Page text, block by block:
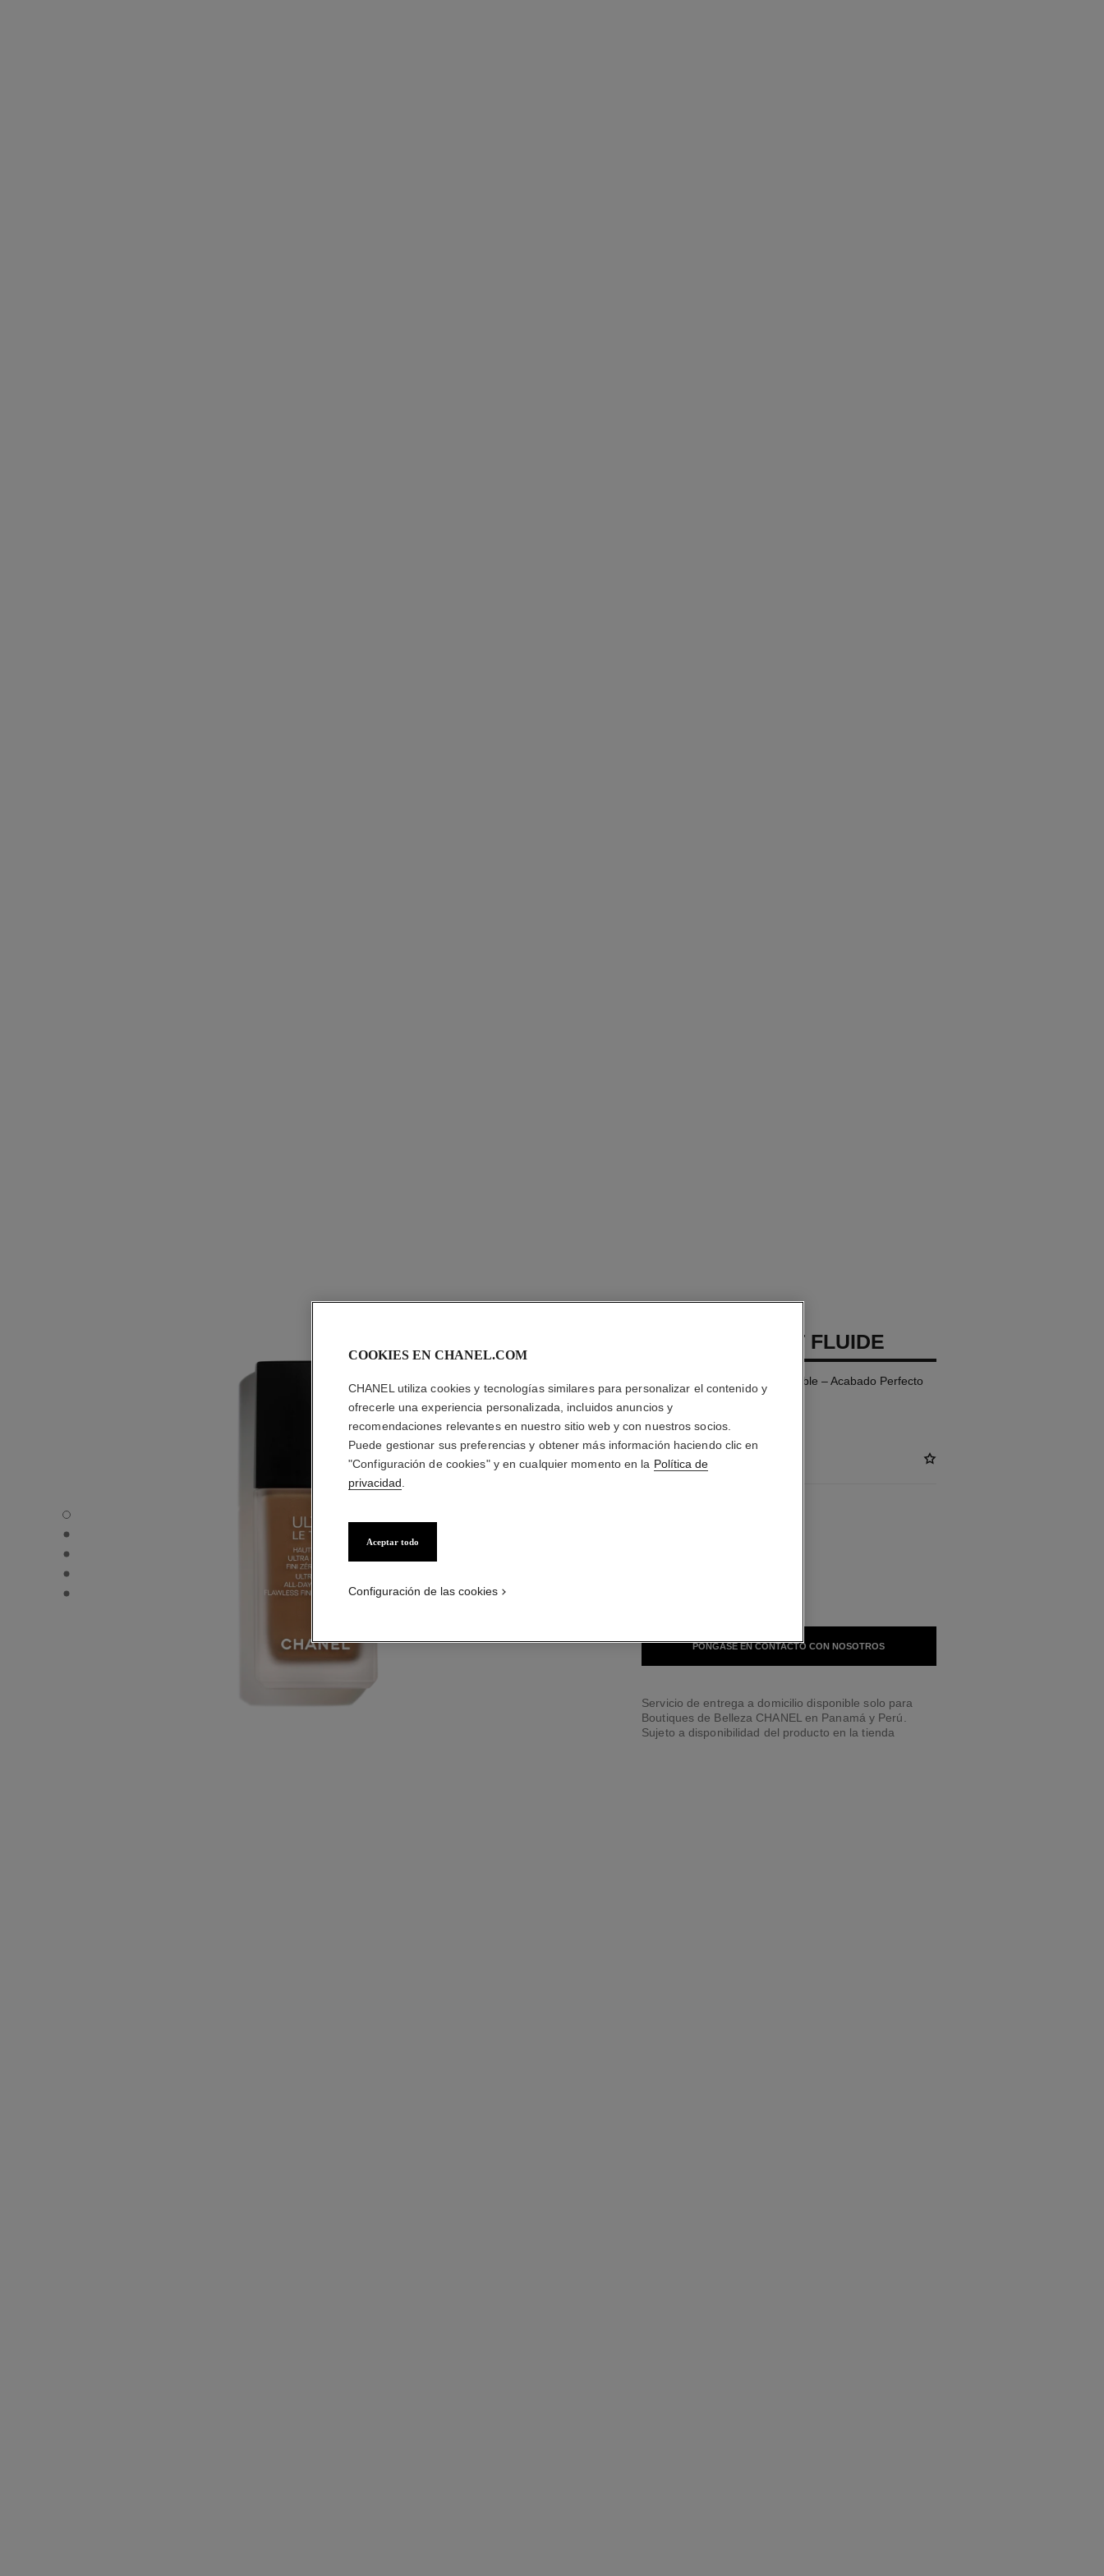
ULTRA LE TEINT FLUIDE - Vista por defecto
ULTRA LE TEINT FLUIDE - Vista alternativa 1
ULTRA LE TEINT FLUIDE - Vista de la textura básica
ULTRA LE TEINT FLUIDE - product.packShot.APPLICATION_VISUAL_1
ULTRA LE TEINT FLUIDE - product.packShot.APPLICATION_VISUAL_2
ULTRA LE TEINT FLUIDE
Larga Duración – Ultraconfortable – Acabado Perfecto
Ref. 146348
PÓNGASE EN CONTACTO CON NOSOTROS
Servicio de entrega a domicilio disponible solo para
Boutiques de Belleza CHANEL en Panamá y Perú.
Sujeto a disponibilidad del producto en la tienda
COOKIES EN CHANEL.COM
CHANEL utiliza cookies y tecnologías similares para personalizar el contenido y
ofrecerle una experiencia personalizada, incluidos anuncios y
recomendaciones relevantes en nuestro sitio web y con nuestros socios.
Puede gestionar sus preferencias y obtener más información haciendo clic en
"Configuración de cookies" y en cualquier momento en la Política de
privacidad
Aceptar todo
Configuración de las cookies